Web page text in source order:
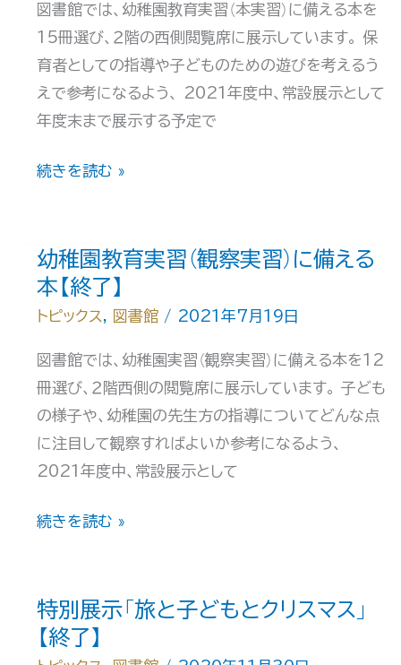
【終
よ
る
「レ
フ
ァ
ン
ー
ビ
ス」
図書館では、幼稚園教育実習（本実習）に備える本を
15冊選び、２階の西側閲覧席に展示しています。 保
育者としての指導や子どものための遊びを考えるう
えで参考になるよう、 2021年度中、常設展示として
年度末まで展示する予定で
幼
教
育
実
（本
実
習）
に
備
る
了】
続きを読む »
幼稚園教育実習（観察実習）に備える
本【終了】
トピックス , 図書館/ 2021年7月19日
図書館では、幼稚園実習（観察実習）に備える本を12
冊選び、２階西側の閲覧席に展示しています。 子ども
の様子や、幼稚園の先生方の指導についてどんな点
に注目して観察すればよいか参考になるよう、
2021年度中、常設展示として
幼
教
育
実
続きを読む »
特別展示「旅と子どもとクリスマス」
【終了】